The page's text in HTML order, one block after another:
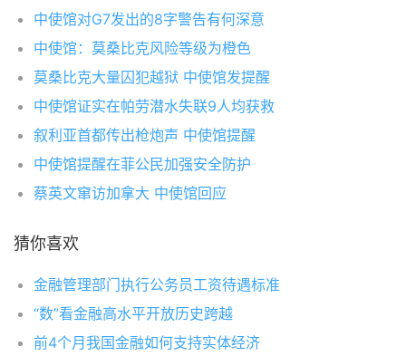
中使馆对G7发出的8字警告有何深意
中使馆：莫桑比克风险等级为橙色
莫桑比克大量囚犯越狱 中使馆发提醒
中使馆证实在帕劳潜水失联9人均获救
叙利亚首都传出枪炮声 中使馆提醒
中使馆提醒在菲公民加强安全防护
蔡英文窜访加拿大 中使馆回应
猜你喜欢
金融管理部门执行公务员工资待遇标准
“数”看金融高水平开放历史跨越
前4个月我国金融如何支持实体经济